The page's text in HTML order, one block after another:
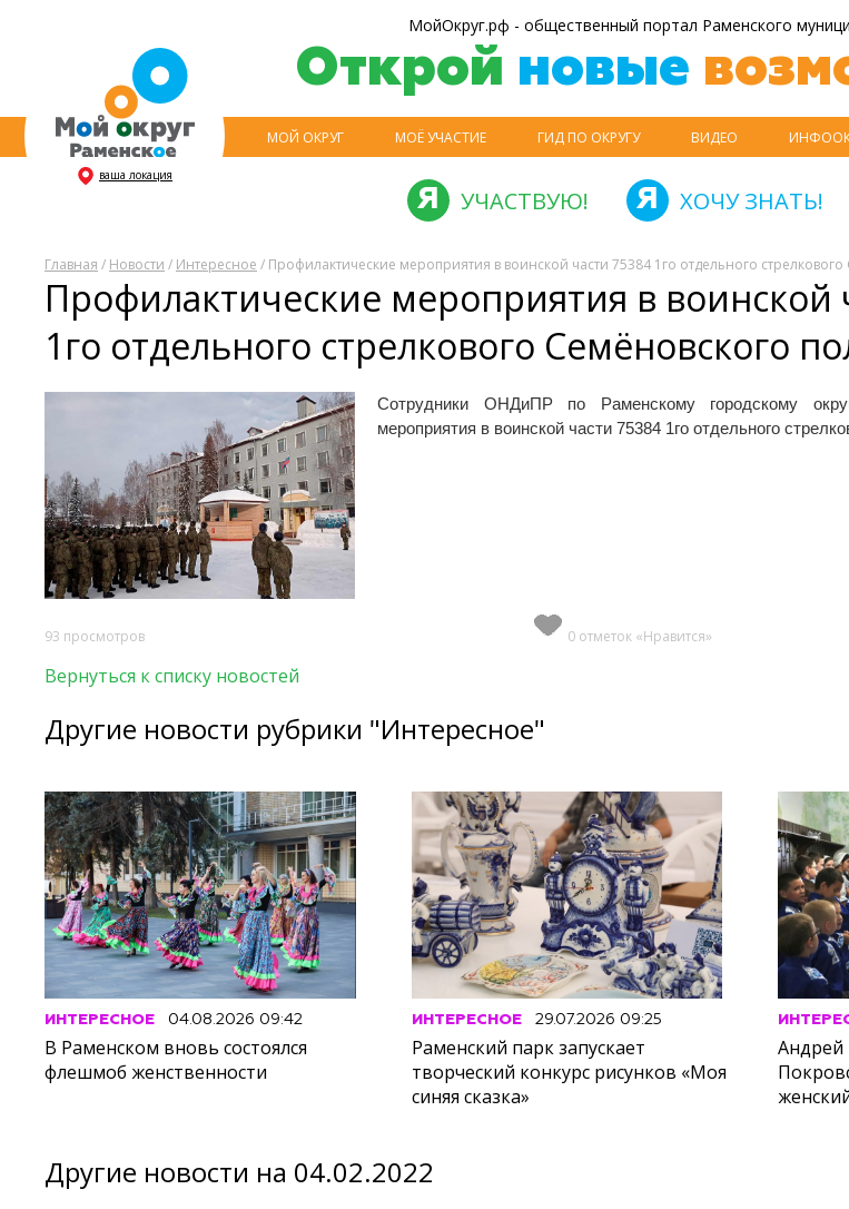
ваша локация
МойОкруг.рф - общественный портал Раменского
Открой новые
МОЙ ОКРУГ МОЁ УЧАСТИЕ ГИД ПО ОКРУГУ ВИДЕО
УЧАСТВУЮ! ХОЧУ ЗНАТЬ!
Главная / Новости / Интересное / Профилактические мероприятия в воинской части 75384 1го отдельного
Профилактические мероприятия в воинской
1го отдельного стрелкового Семёновского
Сотрудники ОНДиПР по Раменскому городскому
мероприятия в воинской части 75384 1го отдельного
93 просмотров 0 отметок «Нравится»
Вернуться к списку новостей
Другие новости рубрики "Интересное"
ИНТЕРЕСНОЕ 04.08.2026 09:42
В Раменском вновь состоялся
флешмоб женственности
ИНТЕРЕСНОЕ 29.07.2026 09:25
Раменский парк запускает
творческий конкурс рисунков «Моя
синяя сказка»
Андрей
Другие новости на 04.02.2022